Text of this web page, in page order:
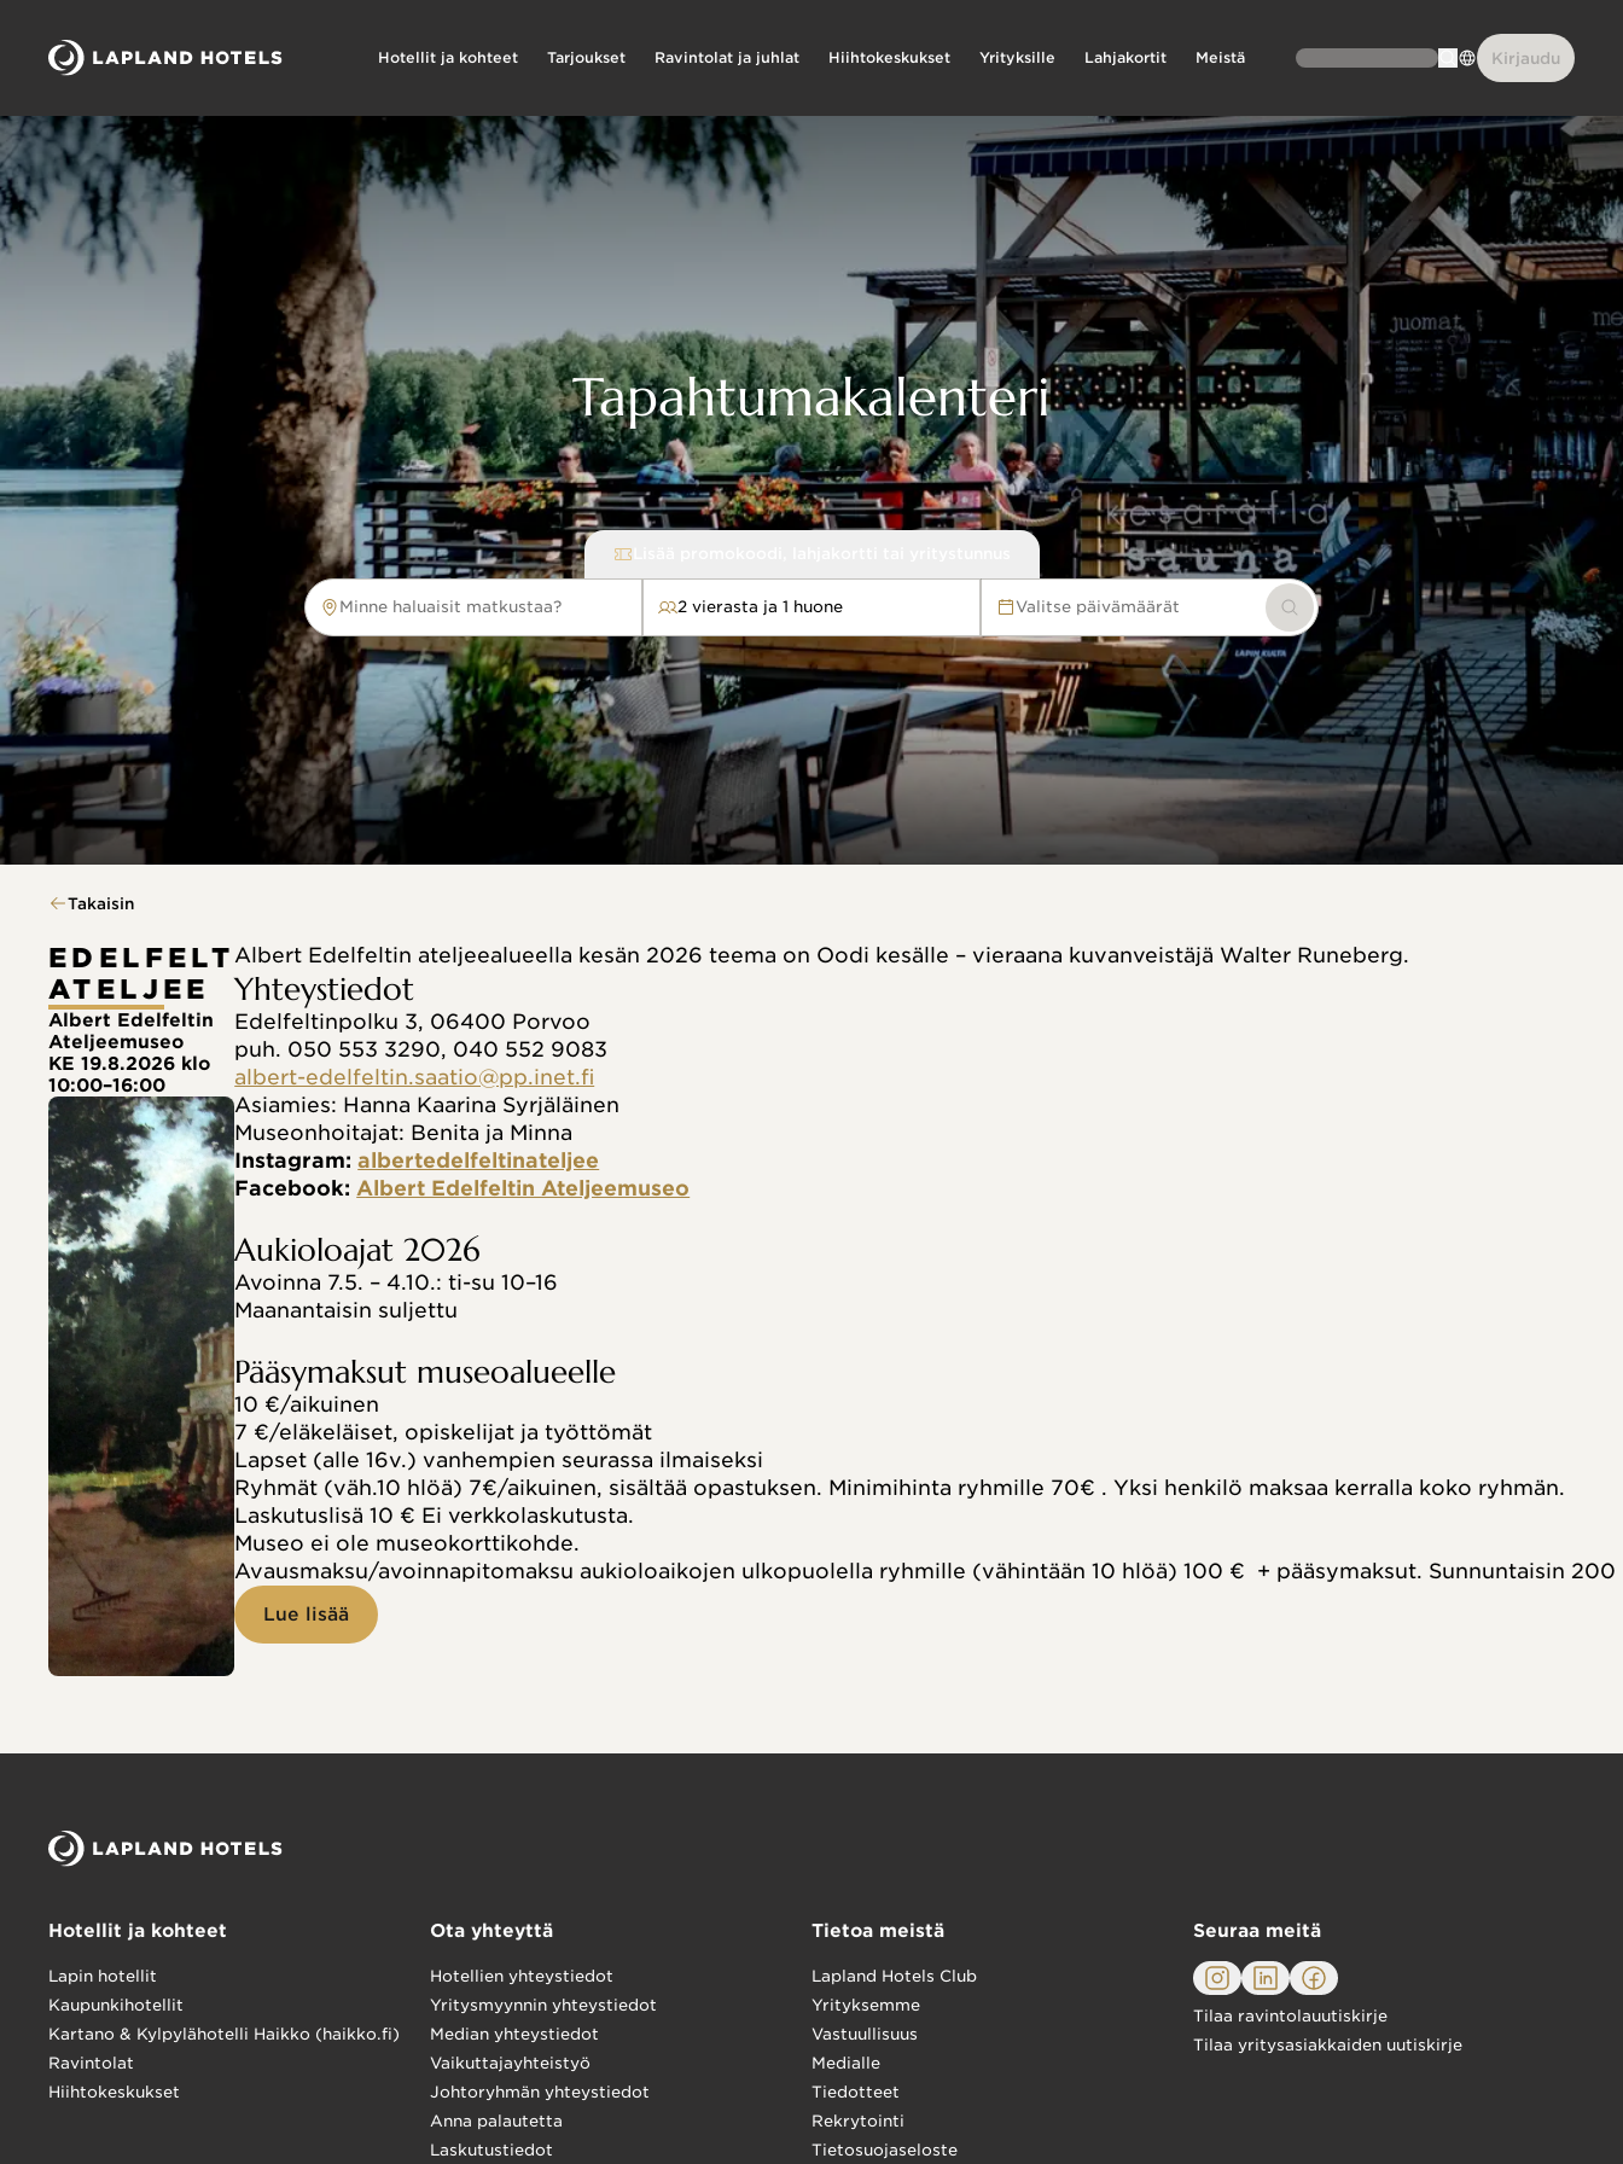
Hotellit ja kohteet Tarjoukset Ravintolat ja juhlat Hiihtokeskukset Yrityksille Lahjakortit Meistä Kirjaudu
Tapahtumakalenteri
Minne haluaisit matkustaa?
Minne haluaisit matkustaa? 2 vierasta ja 1 huone Valitse päivämäärät Hae
Takaisin
EDELFELT
ATELJEE
Albert Edelfeltin
Ateljeemuseo
KE 19.8.2026 klo
10:00–16:00
Albert Edelfeltin ateljeealueella kesän 2026 teema on Oodi kesälle – vieraana kuvanveistäjä Walter Runeberg.
Yhteystiedot
Edelfeltinpolku 3, 06400 Porvoo
puh. 050 553 3290, 040 552 9083
albert-edelfeltin.saatio@pp.inet.fi
Asiamies: Hanna Kaarina Syrjäläinen
Museonhoitajat: Benita ja Minna
Instagram: albertedelfeltinateljee
Facebook: Albert Edelfeltin Ateljeemuseo
Aukioloajat 2026
Avoinna 7.5. – 4.10.: ti-su 10–16
Maanantaisin suljettu
Pääsymaksut museoalueelle
10 €/aikuinen
7 €/eläkeläiset, opiskelijat ja työttömät
Lapset (alle 16v.) vanhempien seurassa ilmaiseksi
Ryhmät (väh.10 hlöä) 7€/aikuinen, sisältää opastuksen. Minimihinta ryhmille 70€ . Yksi henkilö maksaa kerralla koko ryhmän.
Laskutuslisä 10 € Ei verkkolaskutusta.
Museo ei ole museokorttikohde.
Avausmaksu/avoinnapitomaksu aukioloaikojen ulkopuolella ryhmille (vähintään 10 hlöä) 100 €  + pääsymaksut. Sunnuntaisin 200
Lue lisää
Hotellit ja kohteet
Lapin hotellit
Kaupunkihotellit
Kartano & Kylpylähotelli Haikko (haikko.fi)
Ravintolat
Hiihtokeskukset
Ota yhteyttä
Hotellien yhteystiedot
Yritysmyynnin yhteystiedot
Median yhteystiedot
Vaikuttajayhteistyö
Johtoryhmän yhteystiedot
Anna palautetta
Laskutustiedot
Tietoa meistä
Lapland Hotels Club
Yrityksemme
Vastuullisuus
Medialle
Tiedotteet
Rekrytointi
Tietosuojaseloste
Seuraa meitä
Tilaa ravintolauutiskirje
Tilaa yritysasiakkaiden uutiskirje